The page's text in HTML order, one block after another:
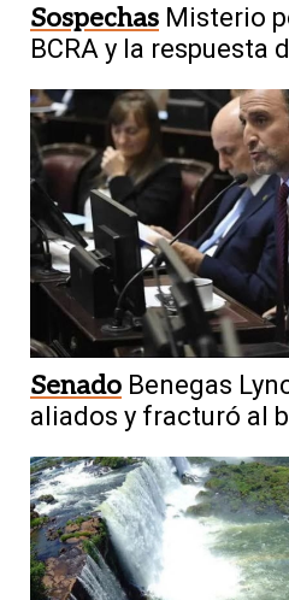
Sospechas Misterio
BCRA y la respuesta
Senado Benegas
aliados y fracturó al